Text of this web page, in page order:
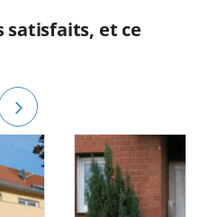
satisfaits, et ce